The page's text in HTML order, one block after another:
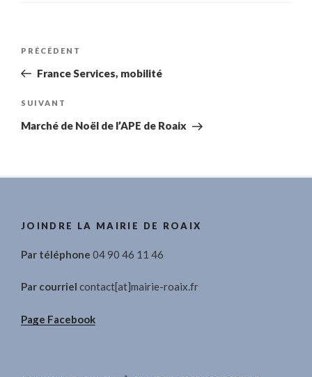
Navigation
l’article
Article
précédent
PRÉCÉDENT
France Services, mobilité
Article
suivant
SUIVANT
Marché de Noël de l’APE de Roaix
JOINDRE LA MAIRIE DE ROAIX
Par téléphone 04 90 46 11 46
Par courriel contact[at]mairie-roaix.fr
Page Facebook